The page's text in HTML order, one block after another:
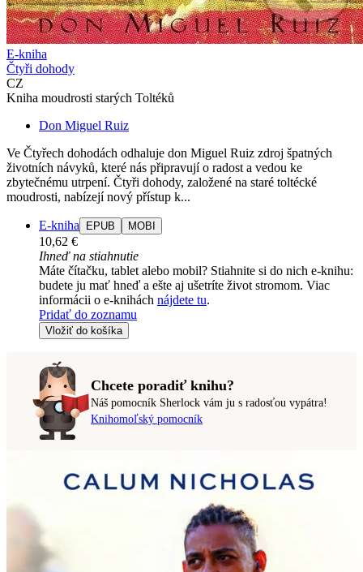
E-kniha
Čtyři dohody
CZ
Kniha moudrosti starých Toltéků
Don Miguel Ruiz
Ve Čtyřech dohodách odhaluje don Miguel Ruiz zdroj špatných
životních návyků, které nás připravují o radost a vedou ke
zbytečnému utrpení. Čtyři dohody, založené na staré toltécké
moudrosti, nabízejí nový přístup k...
E-kniha EPUB MOBI
10,62 €
Ihneď na stiahnutie
Máte čítačku, tablet alebo mobil? Stiahnite si do nich e-knihu:
budete ju mať hneď a ešte aj ušetríte život stromom. Viac
informácii o e-knihách nájdete tu.
Pridať do zoznamu
Vložiť do košíka
Chcete poradiť knihu?
Náš pomocník Sherlock vám ju s radosťou vypátra!
Knihomoľský pomocník